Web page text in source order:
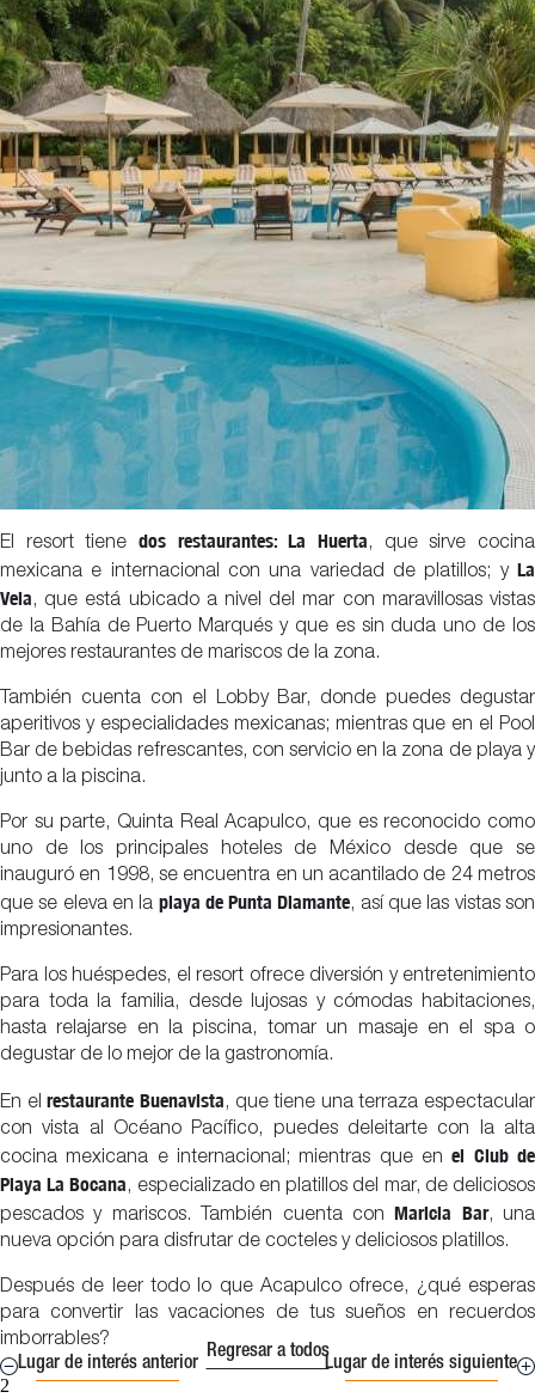
El resort tiene dos restaurantes: La Huerta, que sirve cocina
mexicana e internacional con una variedad de platillos; y La
Vela, que está ubicado a nivel del mar con maravillosas vistas
de la Bahía de Puerto Marqués y que es sin duda uno de los
mejores restaurantes de mariscos de la zona.
También cuenta con el Lobby Bar, donde puedes degustar
aperitivos y especialidades mexicanas; mientras que en el Pool
Bar de bebidas refrescantes, con servicio en la zona de playa y
junto a la piscina.
Por su parte, Quinta Real Acapulco, que es reconocido como
uno de los principales hoteles de México desde que se
inauguró en 1998, se encuentra en un acantilado de 24 metros
que se eleva en la playa de Punta Diamante, así que las vistas son
impresionantes.
Para los huéspedes, el resort ofrece diversión y entretenimiento
para toda la familia, desde lujosas y cómodas habitaciones,
hasta relajarse en la piscina, tomar un masaje en el spa o
degustar de lo mejor de la gastronomía.
En elrestaurante Buenavista, que tiene una terraza espectacular
con vista al Océano Pacífico, puedes deleitarte con la alta
cocina mexicana e internacional; mientras que enel Club de
Playa La Bocana, especializado en platillos del mar, de deliciosos
pescados y mariscos. También cuenta conMaricia Bar, una
nueva opción para disfrutar de cocteles y deliciosos platillos.
Después de leer todo lo que Acapulco ofrece, ¿qué esperas
para convertir las vacaciones de tus sueños en recuerdos
imborrables?
Lugar de interés anterior
Regresar a todos
Lugar de interés siguiente
2